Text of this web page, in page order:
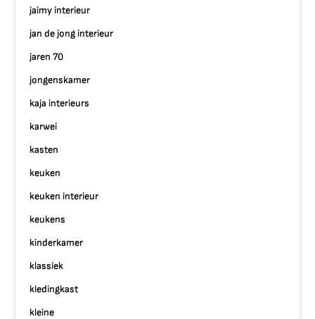
jaimy interieur
jan de jong interieur
jaren 70
jongenskamer
kaja interieurs
karwei
kasten
keuken
keuken interieur
keukens
kinderkamer
klassiek
kledingkast
kleine